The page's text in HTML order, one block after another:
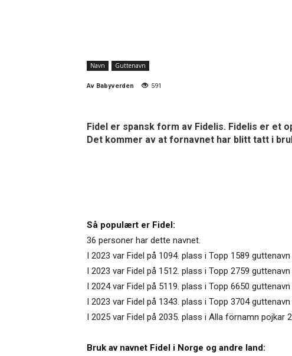
Navn Guttenavn
Av Babyverden 591
Fidel er spansk form av Fidelis. Fidelis er et
Det kommer av at fornavnet har blitt tatt i
Så populært er Fidel:
36 personer har dette navnet.
I 2023 var Fidel på 1094. plass i Topp 1589 guttenavn
I 2023 var Fidel på 1512. plass i Topp 2759 guttenavn
I 2024 var Fidel på 5119. plass i Topp 6650
I 2023 var Fidel på 1343. plass i Topp 3704 guttenavn
I 2025 var Fidel på 2035. plass i Alla förnamn pojkar
Bruk av navnet Fidel i Norge og andre land: